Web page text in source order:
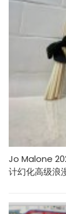
Jo Malone
计幻化高级浪